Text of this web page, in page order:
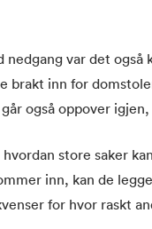
var det også
inn for
også oppover
store saker
inn, kan de
for hvor raskt